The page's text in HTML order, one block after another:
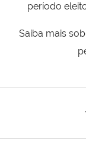
período
Saiba mais